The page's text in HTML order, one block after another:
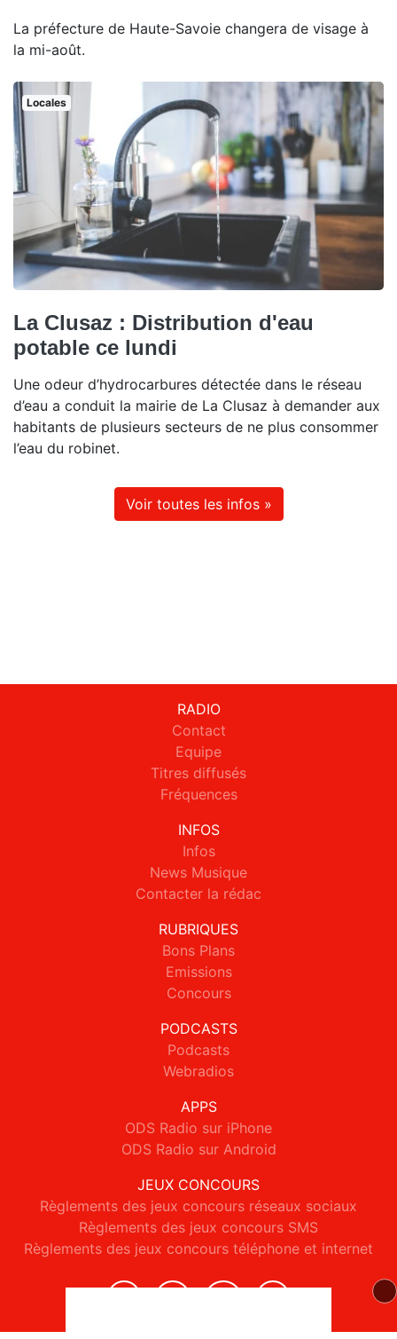
La préfecture de Haute-Savoie changera de visage à
la mi-août.
Locales
La Clusaz : Distribution d'eau
potable ce lundi
Une odeur d’hydrocarbures détectée dans le réseau
d’eau a conduit la mairie de La Clusaz à demander aux
habitants de plusieurs secteurs de ne plus consommer
l’eau du robinet.
Voir toutes les infos »
RADIO
Contact
Equipe
Titres diffusés
Fréquences
INFOS
Infos
News Musique
Contacter la rédac
RUBRIQUES
Bons Plans
Emissions
Concours
PODCASTS
Podcasts
Webradios
APPS
ODS Radio sur iPhone
ODS Radio sur Android
JEUX CONCOURS
Règlements des jeux concours réseaux sociaux
Règlements des jeux concours SMS
Règlements des jeux concours téléphone et internet